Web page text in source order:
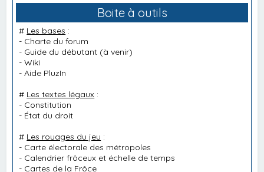
Boite à outils
# Les bases :
- Charte du forum
- Guide du débutant (à venir)
-Wiki
-Aide PluzIn
# Les textes légaux :
- Constitution
- État du droit
# Les rouages du jeu :
- Carte électorale des métropoles
- Calendrier frôceux et échelle de temps
- Cartes de la Frôce